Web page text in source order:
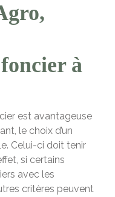
à
est avantageuse
le choix d’un
Celui-ci doit tenir
si certains
avec les
critères peuvent